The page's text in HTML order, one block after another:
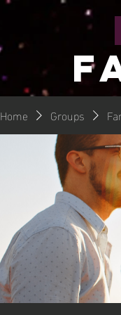
Home Groups